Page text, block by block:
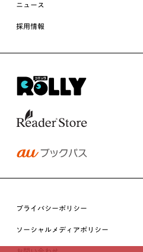
ニュース
採用情報
プライバシーポリシー
ソーシャルメディアポリシー